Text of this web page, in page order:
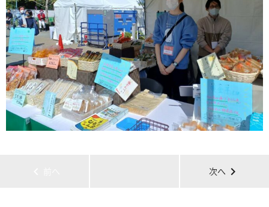
次へ chevron_right